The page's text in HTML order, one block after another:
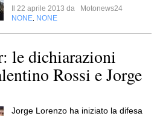
Il 22 aprile 2013 da
Motonews24
NONE NONE
le dichiarazioni
Rossi e Jorge
Jorge Lorenzo ha iniziato la difesa